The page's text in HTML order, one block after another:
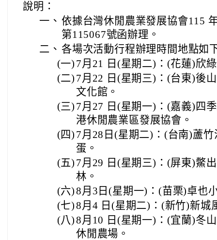
說明：
一、 依據台灣休閒農業發展協會115
第115067號函辦理。
二、 各場次活動行程辦理時間地點如
(一) 7月21 日(星期二)：(花蓮)欣
(二) 7月22 日(星期三)：(台東)後
文化館。
(三) 7月27 日(星期一)：(嘉義)四
港休閒農業區發展協會。
(四) 7月28日(星期二)：(台南)蘆
蛋。
(五) 7月29 日(星期三)：(屏東)鱉
林。
(六)8月3日(星期一)：(苗栗)卓也
(七)8月4 日(星期二)：(新竹)新城
(八)8月10 日(星期一)：(宜蘭)冬
休閒農場。